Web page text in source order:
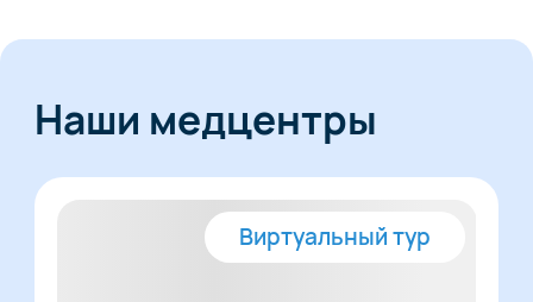
Наши медцентры
Виртуальный тур